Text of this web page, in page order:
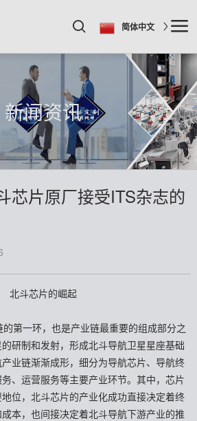
简体中文
新闻资讯
芯片原厂接受ITS杂志的
北斗芯片的崛起
第一环，也是产业链最重要的组成部分之
研制和发射，形成北斗导航卫星星座基础
业链渐渐成形，细分为导航芯片、导航终
、运营服务等主要产业环节。其中，芯片
位，北斗芯片的产业化成功直接决定着终
本，也间接决定着北斗导航下游产业的推